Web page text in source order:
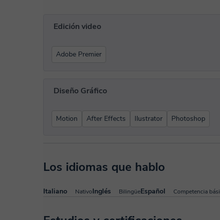
Edición video
Adobe Premier
Diseño Gráfico
Motion After Effects Ilustrator Photoshop
Los idiomas que hablo
Italiano NativoInglés BilingüeEspañol Competencia